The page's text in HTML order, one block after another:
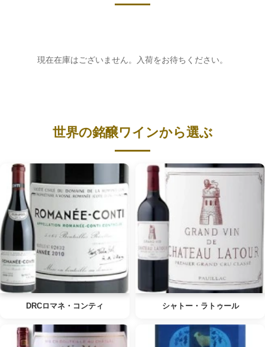
現在在庫はございません。入荷をお待ちください。
世界の銘醸ワインから選ぶ
DRCロマネ・コンティ シャトー・ラトゥール